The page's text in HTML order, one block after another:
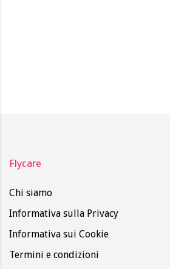
Flycare
Chi siamo
Informativa sulla Privacy
Informativa sui Cookie
Termini e condizioni